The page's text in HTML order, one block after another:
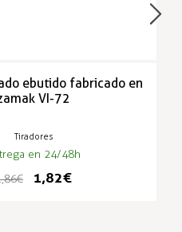
ebutido fabricado en
VI-72
Tiradores
en 24/48h
€
1,82 €